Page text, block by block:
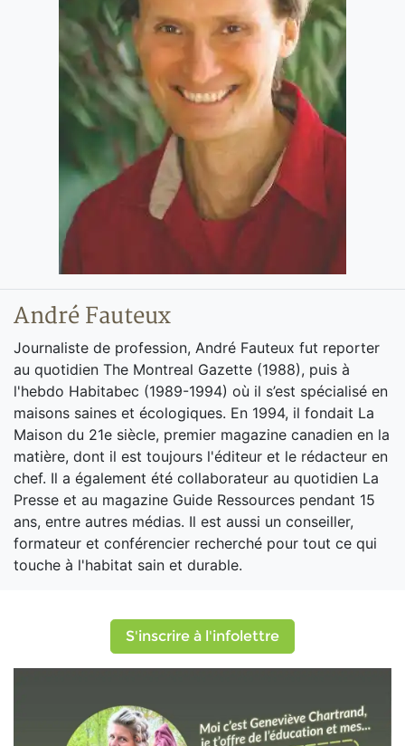
André Fauteux
Journaliste de profession, André Fauteux fut reporter
au quotidien The Montreal Gazette (1988), puis à
l'hebdo Habitabec (1989-1994) où il s’est spécialisé en
maisons saines et écologiques. En 1994, il fondait La
Maison du 21e siècle, premier magazine canadien en la
matière, dont il est toujours l'éditeur et le rédacteur en
chef. Il a également été collaborateur au quotidien La
Presse et au magazine Guide Ressources pendant 15
ans, entre autres médias. Il est aussi un conseiller,
formateur et conférencier recherché pour tout ce qui
touche à l'habitat sain et durable.
S'inscrire à l'infolettre